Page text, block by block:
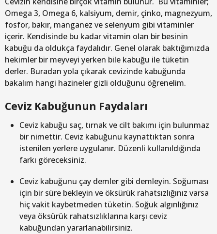
Omega 3, Omega 6, kalsiyum, demir, çinko, magnezyum,
fosfor, bakır, manganez ve selenyum gibi vitaminler
içerir. Kendisinde bu kadar vitamin olan bir besinin
kabuğu da oldukça faydalıdır. Genel olarak baktığımızda
hekimler bir meyveyi yerken bile kabuğu ile tüketin
derler. Buradan yola çıkarak cevizinde kabuğunda
bakalım hangi hazineler gizli olduğunu öğrenelim.
Ceviz Kabuğunun Faydaları
Ceviz kabuğu saç, tırnak ve cilt bakımı için bulunmaz
bir nimettir. Ceviz kabuğunu kaynattıktan sonra
istenilen yerlere uygulanır. Düzenli kullanıldığında
farkı göreceksiniz.
Ceviz kabuğunu çay demler gibi demleyin. Soğuması
için bir süre bekleyin ve öksürük rahatsızlığınız varsa
hiç vakit kaybetmeden tüketin. Soğuk algınlığınız
veya öksürük rahatsızlıklarına karşı ceviz
kabuğundan yararlanabilirsiniz.